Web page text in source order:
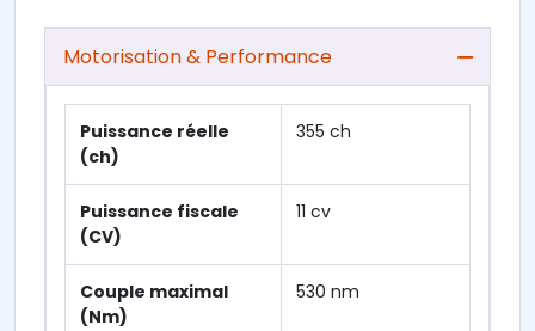
Motorisation & Performance
Puissance réelle
(ch)
355 ch
Puissance fiscale
(CV)
11 cv
Couple maximal
(Nm)
530 nm